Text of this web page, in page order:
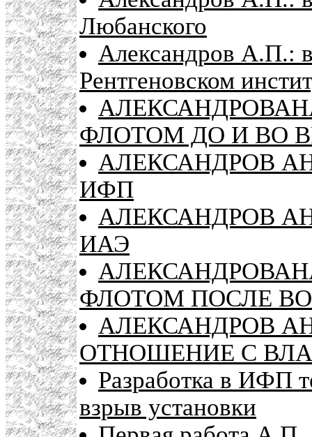
Любанского
Александров А.П.:
Рентгеновском
ФЛОТОМ ДО И ВО
АЛЕКСАНДРОВ
ИФП
АЛЕКСАНДРОВ
ИАЭ
ФЛОТОМ ПОСЛЕ
АЛЕКСАНДРОВ
ОТНОШЕНИЕ С
Разработка в ИФП
взрыв установки